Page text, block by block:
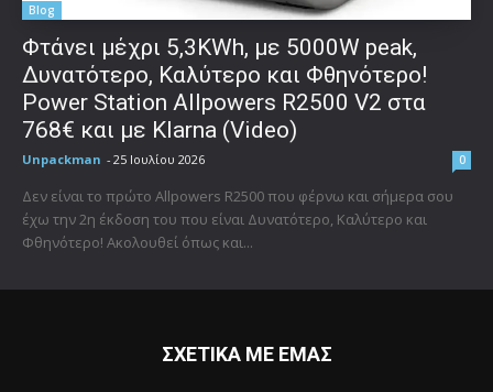
Blog
Φτάνει μέχρι 5,3KWh, με 5000W peak,
Δυνατότερο, Καλύτερο και Φθηνότερο!
Power Station Allpowers R2500 V2 στα
768€ και με Klarna (Video)
Unpackman - 25 Ιουλίου 2026 0
Δεν είναι το πρώτο Allpowers R2500 που φέρνω και σήμερα σου
έχω την 2η έκδοση του που είναι Δυνατότερο, Καλύτερο και
Φθηνότερο! Ακολουθεί όπως και...
ΣΧΕΤΙΚΑ ΜΕ ΕΜΑΣ